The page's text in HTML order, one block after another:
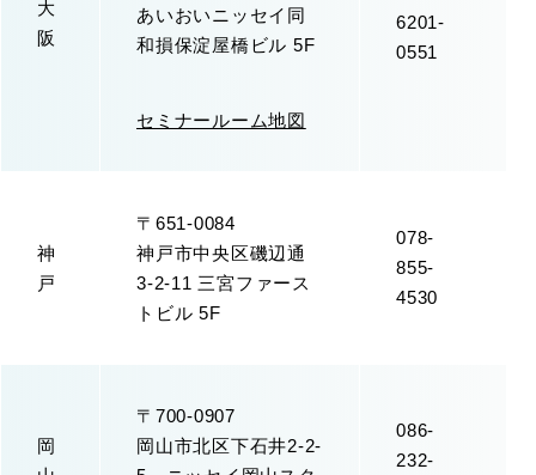
大
阪
あいおいニッセイ同
和損保淀屋橋ビル 5F
セミナールーム地図
6201-
0551
神
戸
〒651-0084
神戸市中央区磯辺通
3-2-11 三宮ファース
トビル 5F
078-
855-
4530
岡
〒700-0907
岡山市北区下石井2-2-
086-
232-